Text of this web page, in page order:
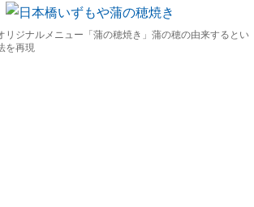
リジナルメニュー「蒲の穂焼き」蒲の穂の由来するとい
を再現